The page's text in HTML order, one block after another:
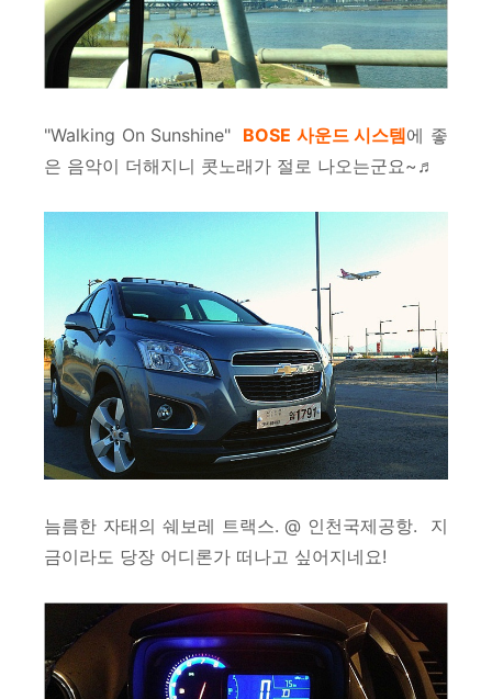
"Walking On Sunshine" BOSE 사운드 시스템에 좋
은 음악이 더해지니 콧노래가 절로 나오는군요~♬
늠름한 자태의 쉐보레 트랙스. @ 인천국제공항. 지
금이라도 당장 어디론가 떠나고 싶어지네요!